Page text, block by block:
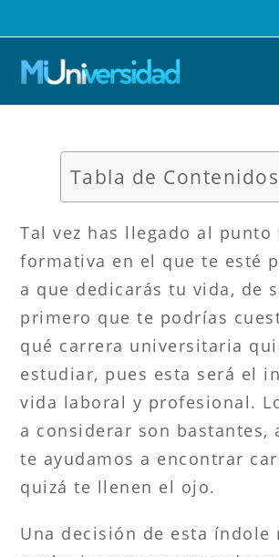
al
contenido
Tabla de Contenidos
Tal vez has llegado al punto
formativa en el que te esté
a que dedicarás tu vida, de
primero que te podrías
qué carrera universitaria
estudiar, pues esta será el
vida laboral y profesional.
a considerar son bastantes,
te ayudamos a encontrar
quizá te llenen el ojo.
Una decisión de esta índole